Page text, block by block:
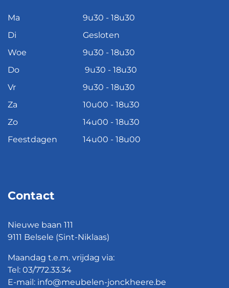
Ma
9u30 - 18u30
Di
Gesloten
Woe
9u30 - 18u30
Do
9u30 - 18u30
Vr
9u30 - 18u30
Za
10u00 - 18u30
Zo
14u00 - 18u30
Feestdagen
14u00 - 18u00
Contact
Nieuwe baan 111
9111 Belsele (Sint-Niklaas)
Maandag t.e.m. vrijdag via:
Tel: 03/772.33.34
E-mail: info@meubelen-jonckheere.be